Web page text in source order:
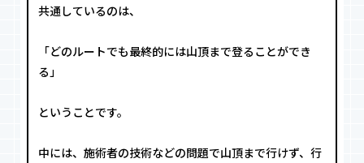
共通しているのは、
「どのルートでも最終的には山頂まで登ることができ
る」
ということです。
中には、施術者の技術などの問題で山頂まで行けず、行